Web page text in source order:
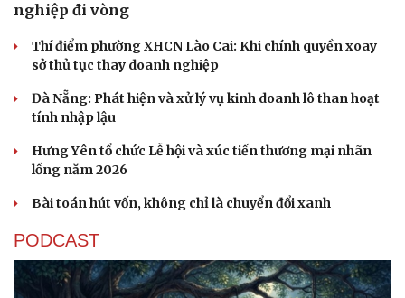
nghiệp đi vòng
Thí điểm phường XHCN Lào Cai: Khi chính quyền xoay
sở thủ tục thay doanh nghiệp
Đà Nẵng: Phát hiện và xử lý vụ kinh doanh lô than hoạt
tính nhập lậu
Hưng Yên tổ chức Lễ hội và xúc tiến thương mại nhãn
lồng năm 2026
Bài toán hút vốn, không chỉ là chuyển đổi xanh
PODCAST